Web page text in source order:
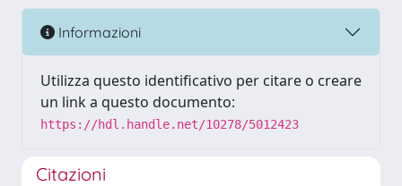
Informazioni
Utilizza questo identificativo per citare o creare
un link a questo documento:
https://hdl.handle.net/10278/5012423
Citazioni